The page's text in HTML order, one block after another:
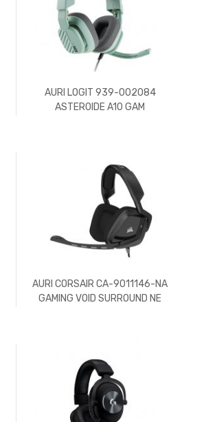
AURI LOGIT 939-002084
ASTEROIDE A10 GAM
AURI CORSAIR CA-9011146-NA
GAMING VOID SURROUND NE